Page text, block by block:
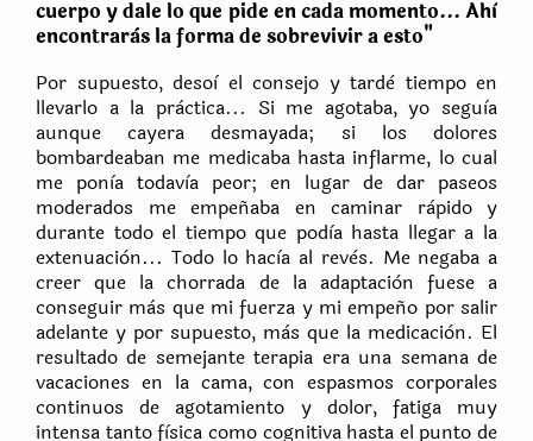
cuerpo y dale lo que pide en cada momento... Ahì
encontraràs la forma de sobrevivir a esto"
Por supuesto, desoì el consejo y tardè tiempo en
llevarlo a la pràctica... Si me agotaba, yo seguìa
aunque cayera desmayada; si los dolores
bombardeaban me medicaba hasta inflarme, lo cual
me ponìa todavìa peor; en lugar de dar paseos
moderados me empeñaba en caminar ràpido y
durante todo el tiempo que podìa hasta llegar a la
extenuaciòn... Todo lo hacìa al revès. Me negaba a
creer que la chorrada de la adaptaciòn fuese a
conseguir màs que mi fuerza y mi empeño por salir
adelante y por supuesto, màs que la medicaciòn. El
resultado de semejante terapia era una semana de
vacaciones en la cama, con espasmos corporales
continuos de agotamiento y dolor, fatiga muy
intensa tanto fìsica como cognitiva hasta el punto de